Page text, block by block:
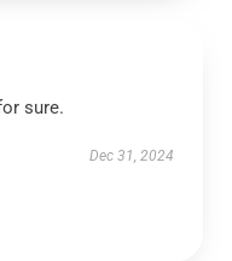
sure.
Dec 31, 2024